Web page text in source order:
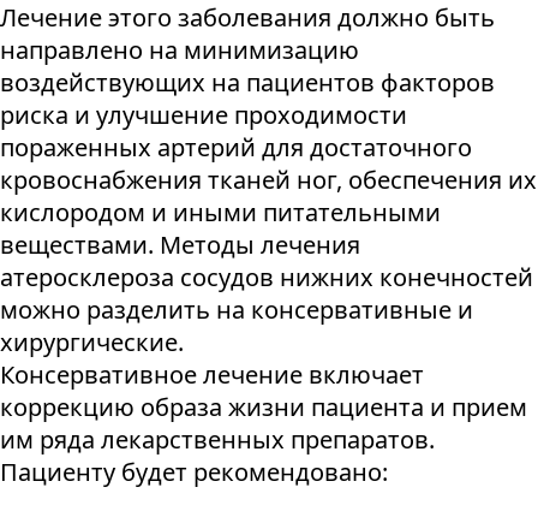
Лечение этого заболевания должно быть
направлено на минимизацию
воздействующих на пациентов факторов
риска и улучшение проходимости
пораженных артерий для достаточного
кровоснабжения тканей ног, обеспечения их
кислородом и иными питательными
веществами. Методы лечения
атеросклероза сосудов нижних конечностей
можно разделить на консервативные и
хирургические.
Консервативное лечение включает
коррекцию образа жизни пациента и прием
им ряда лекарственных препаратов.
Пациенту будет рекомендовано: